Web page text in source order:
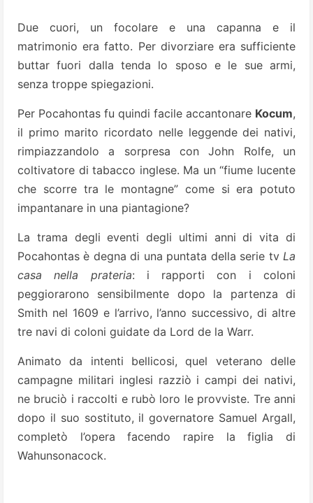
Due cuori, un focolare e una capanna e il
matrimonio era fatto. Per divorziare era sufficiente
buttar fuori dalla tenda lo sposo e le sue armi,
senza troppe spiegazioni.
Per Pocahontas fu quindi facile accantonare Kocum,
il primo marito ricordato nelle leggende dei nativi,
rimpiazzandolo a sorpresa con John Rolfe, un
coltivatore di tabacco inglese. Ma un “fiume lucente
che scorre tra le montagne” come si era potuto
impantanare in una piantagione?
La trama degli eventi degli ultimi anni di vita di
Pocahontas è degna di una puntata della serie tv La
casa nella prateria: i rapporti con i coloni
peggiorarono sensibilmente dopo la partenza di
Smith nel 1609 e l’arrivo, l’anno successivo, di altre
tre navi di coloni guidate da Lord de la Warr.
Animato da intenti bellicosi, quel veterano delle
campagne militari inglesi razziò i campi dei nativi,
ne bruciò i raccolti e rubò loro le provviste. Tre anni
dopo il suo sostituto, il governatore Samuel Argall,
completò l’opera facendo rapire la figlia di
Wahunsonacock.